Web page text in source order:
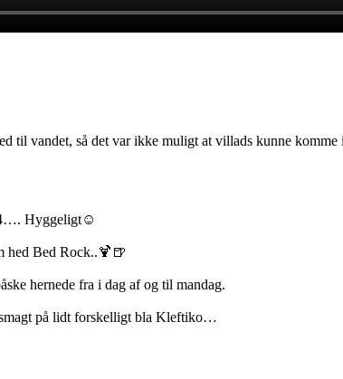
til vandet, så det var ikke muligt at villads kunne komme
4…. Hyggeligt☺️
hed Bed Rock..🍹🍺
hernede fra i dag af og til mandag.
på lidt forskelligt bla Kleftiko…